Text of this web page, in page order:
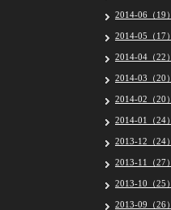
2014-06（19）
2014-05（17）
2014-04（22）
2014-03（20）
2014-02（20）
2014-01（24）
2013-12（24）
2013-11（27）
2013-10（25）
2013-09（26）